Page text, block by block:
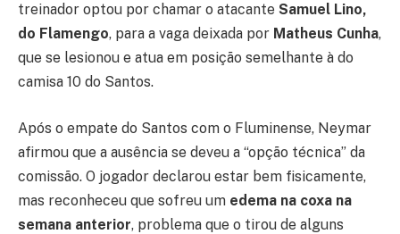
treinador optou por chamar o atacante Samuel Lino,
do Flamengo, para a vaga deixada por Matheus Cunha,
que se lesionou e atua em posição semelhante à do
camisa 10 do Santos.
Após o empate do Santos com o Fluminense, Neymar
afirmou que a ausência se deveu a “opção técnica” da
comissão. O jogador declarou estar bem fisicamente,
mas reconheceu que sofreu um edema na coxa na
semana anterior, problema que o tirou de alguns